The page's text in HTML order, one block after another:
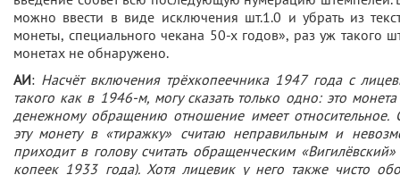
можно ввести в виде исключения шт.1.0 и убрать из
монеты, специального чекана 50-х годов», раз уж такого
монетах не обнаружено.
АИ: Насчёт включения трёхкопеечника 1947 года с
такого как в 1946-м, могу сказать только одно: это
денежному обращению отношение имеет относительное.
эту монету в «тиражку» считаю неправильным и
приходит в голову считать обращенческим
копеек 1933 года). Хотя лицевик у него также чисто